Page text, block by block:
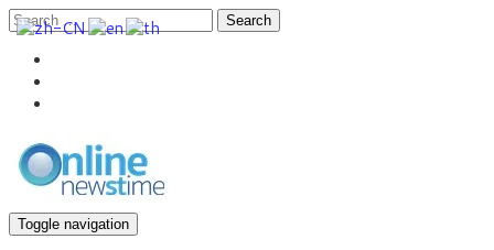
Search
Toggle navigation